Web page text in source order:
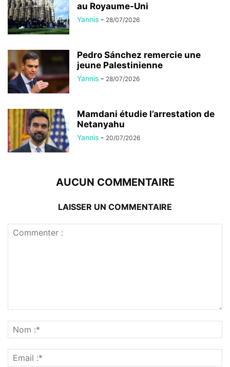
au Royaume-Uni
Yannis - 28/07/2026
Pedro Sánchez remercie une
jeune Palestinienne
Yannis - 28/07/2026
Mamdani étudie l’arrestation de
Netanyahu
Yannis - 20/07/2026
AUCUN COMMENTAIRE
LAISSER UN COMMENTAIRE